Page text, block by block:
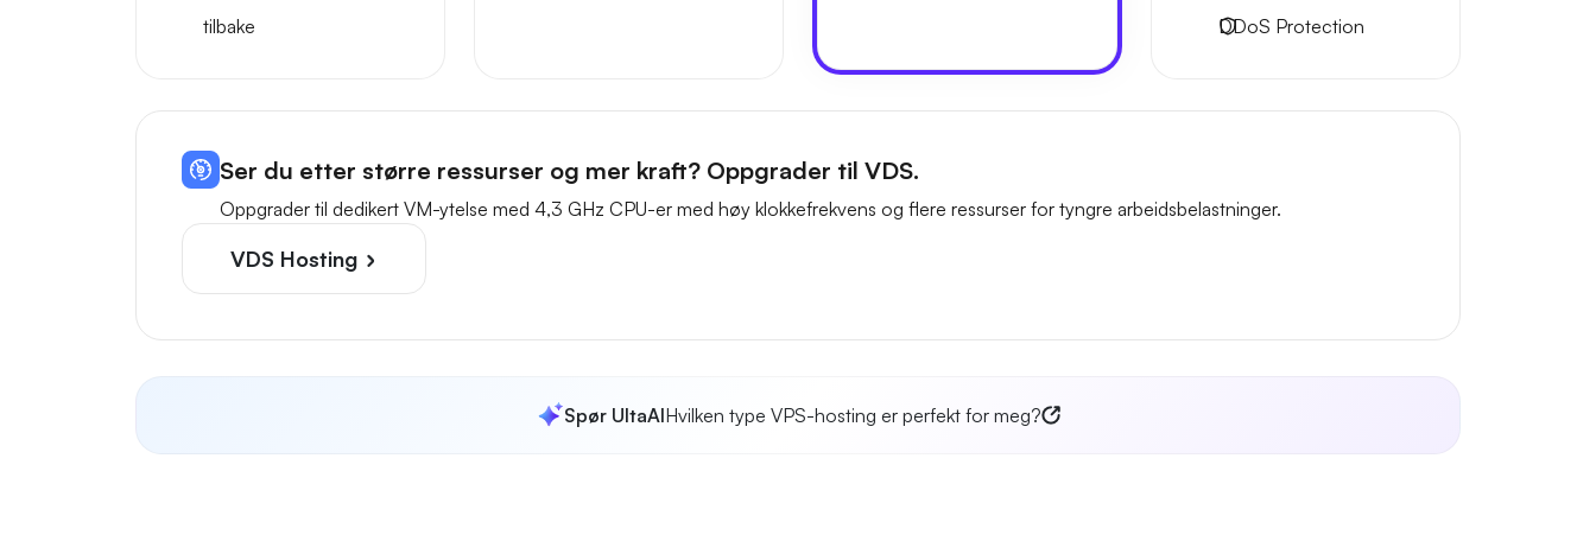
tilbake
DDoS Protection
Ser du etter større ressurser og mer kraft? Oppgrader til VDS.
Oppgrader til dedikert VM-ytelse med 4,3 GHz CPU-er med høy klokkefrekvens og flere ressurser for tyngre arbeidsbelastninger.
VDS Hosting
Spør UltaAIHvilken type VPS-hosting er perfekt for meg?